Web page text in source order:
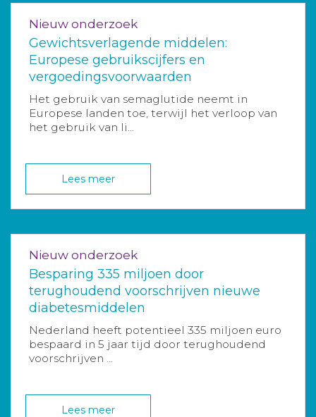
Nieuw onderzoek
Gewichtsverlagende middelen:
Europese gebruikscijfers en
vergoedingsvoorwaarden
Het gebruik van semaglutide neemt in
Europese landen toe, terwijl het verloop van
het gebruik van li...
Lees meer
Nieuw onderzoek
Besparing 335 miljoen door
terughoudend voorschrijven nieuwe
diabetesmiddelen
Nederland heeft potentieel 335 miljoen euro
bespaard in 5 jaar tijd door terughoudend
voorschrijven ...
Lees meer